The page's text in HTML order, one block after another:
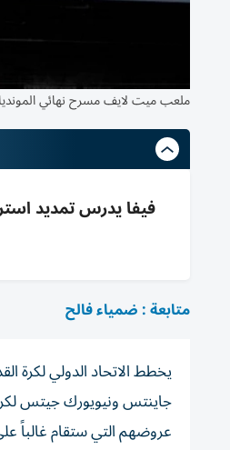
ملعب ميت لايف مسرح نهائي
متابعة : ضمياء فالح
يخطط الاتحاد الدولي
عروضهم التي ستقام غالباً